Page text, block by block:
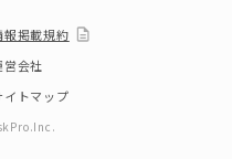
報掲載規約
営会社
イトマップ